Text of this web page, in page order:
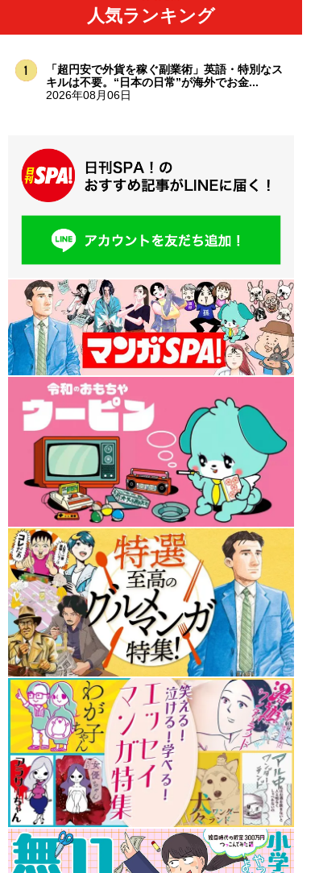
人気ランキング
「超円安で外貨を稼ぐ副業術」英語・特別なス
キルは不要。“日本の日常”が海外でお金...
2026年08月06日